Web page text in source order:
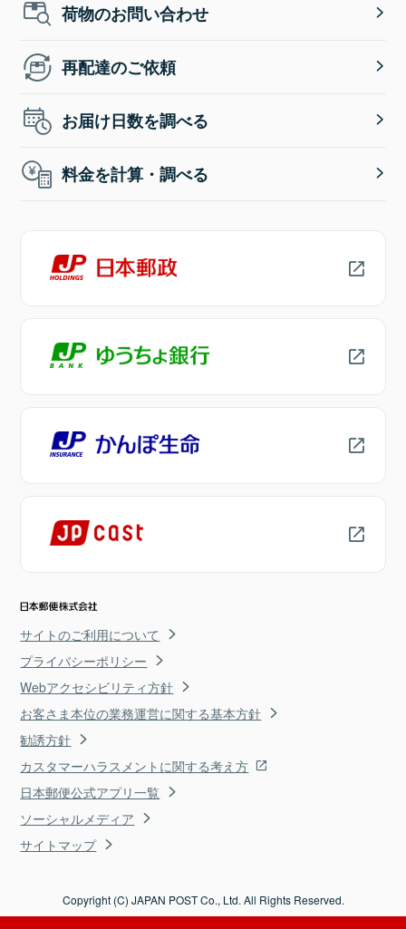
荷物のお問い合わせ
再配達のご依頼
お届け日数を調べる
料金を計算・調べる
サイトのご利用について
プライバシーポリシー
Webアクセシビリティ方針
お客さま本位の業務運営に関する基本方針
勧誘方針
カスタマーハラスメントに関する考え方
日本郵便公式アプリ一覧
ソーシャルメディア
サイトマップ
Copyright (C) JAPAN POST Co., Ltd. All Rights Reserved.